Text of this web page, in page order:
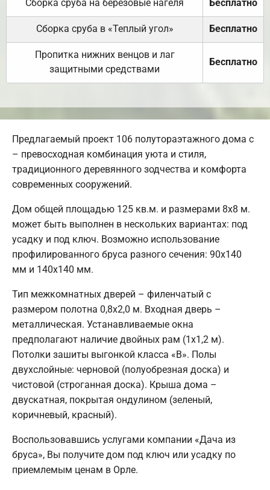
Сборка сруба на березовые нагеля Бесплатно
Сборка сруба в «Теплый угол» Бесплатно
Пропитка нижних венцов и лаг
защитными средствами
Бесплатно
Предлагаемый проект 106 полутораэтажного дома с
– превосходная комбинация уюта и стиля,
традиционного деревянного зодчества и комфорта
современных сооружений.
Дом общей площадью 125 кв.м. и размерами 8х8 м.
может быть выполнен в нескольких вариантах: под
усадку и под ключ. Возможно использование
профилированного бруса разного сечения: 90х140
мм и 140х140 мм.
Тип межкомнатных дверей – филенчатый с
размером полотна 0,8х2,0 м. Входная дверь –
металлическая. Устанавливаемые окна
предполагают наличие двойных рам (1х1,2 м).
Потолки зашиты выгонкой класса «В». Полы
двухслойные: черновой (полуобрезная доска) и
чистовой (строганная доска). Крыша дома –
двускатная, покрытая ондулином (зеленый,
коричневый, красный).
Воспользовавшись услугами компании «Дача из
бруса», Вы получите дом под ключ или усадку по
приемлемым ценам в Орле.